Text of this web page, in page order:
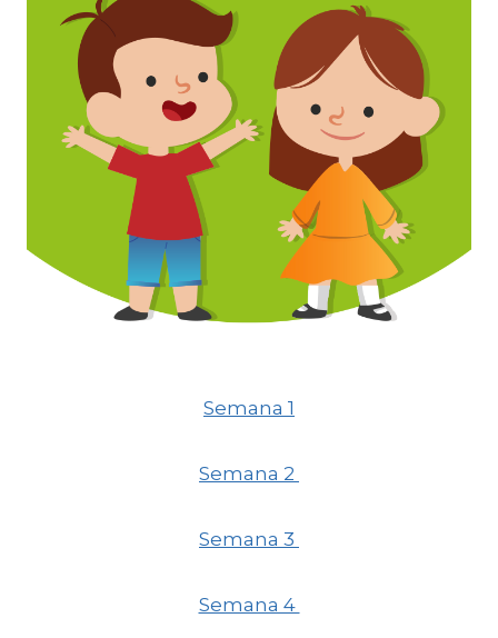
Semana 1
Semana 2
Semana 3
Semana 4